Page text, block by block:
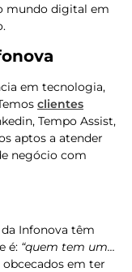
mundo digital em
em tecnologia,
clientes
Tempo Assist,
aptos a atender
negócio com
da Infonova têm
é: “quem tem um…
em ter